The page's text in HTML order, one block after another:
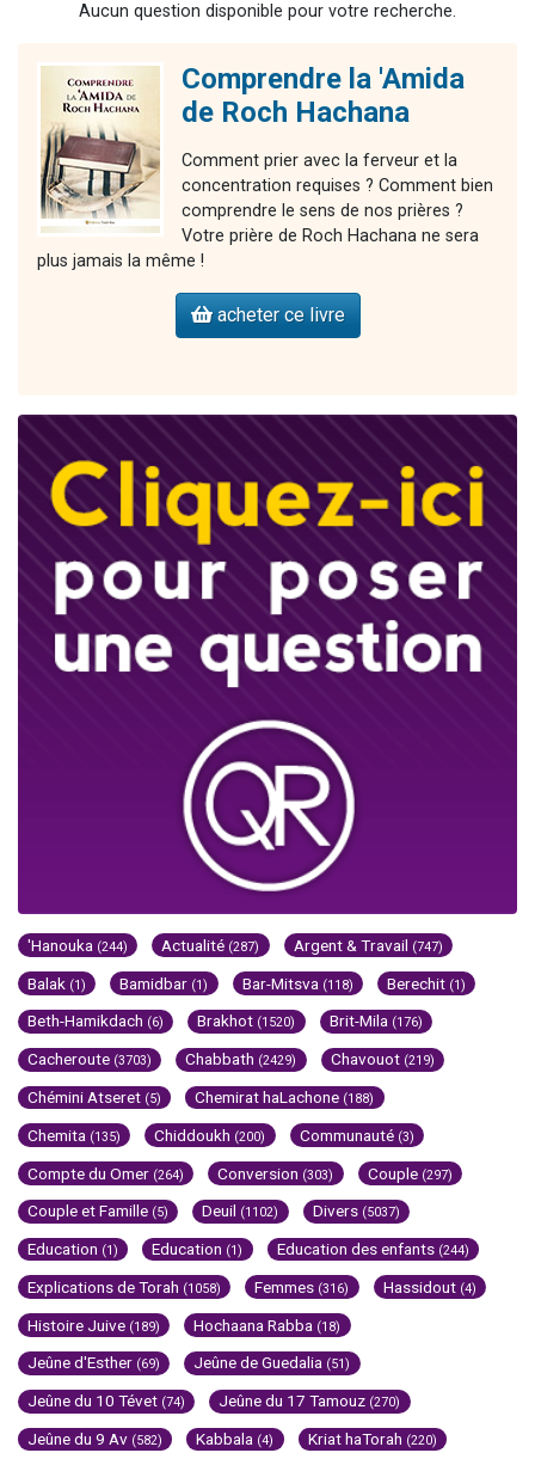
Il reste 49 places pour étudier en groupe sur Zoom
Eva vient de donner son Maasser
Eli vient de donner son Maasser
Aucun question disponible pour votre recherche.
Comprendre la 'Amida
de Roch Hachana
Comment prier avec la ferveur et la
concentration requises ? Comment bien
comprendre le sens de nos prières ?
Votre prière de Roch Hachana ne sera
plus jamais la même !
acheter ce livre
'Hanouka (244) Actualité (287) Argent & Travail (747)
Balak (1) Bamidbar (1) Bar-Mitsva (118) Berechit (1)
Beth-Hamikdach (6) Brakhot (1520) Brit-Mila (176)
Cacheroute (3703) Chabbath (2429) Chavouot (219)
Chémini Atseret (5) Chemirat haLachone (188)
Chemita (135) Chiddoukh (200) Communauté (3)
Compte du Omer (264) Conversion (303) Couple (297)
Couple et Famille (5) Deuil (1102) Divers (5037)
Education (1) Education (1) Education des enfants (244)
Explications de Torah (1058) Femmes (316) Hassidout (4)
Histoire Juive (189) Hochaana Rabba (18)
Jeûne d'Esther (69) Jeûne de Guedalia (51)
Jeûne du 10 Tévet (74) Jeûne du 17 Tamouz (270)
Jeûne du 9 Av (582) Kabbala (4) Kriat haTorah (220)